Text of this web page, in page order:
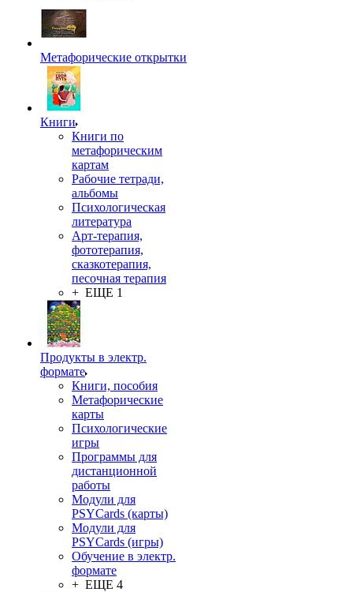
Метафорические открытки
Книги
Книги по
метафорическим
картам
Рабочие тетради,
альбомы
Психологическая
литература
Арт-терапия,
фототерапия,
сказкотерапия,
песочная терапия
+ ЕЩЕ 1
Продукты в электр.
формате
Книги, пособия
Метафорические
карты
Психологические
игры
Программы для
дистанционной
работы
Модули для
PSYCards (карты)
Модули для
PSYCards (игры)
Обучение в электр.
формате
+ ЕЩЕ 4